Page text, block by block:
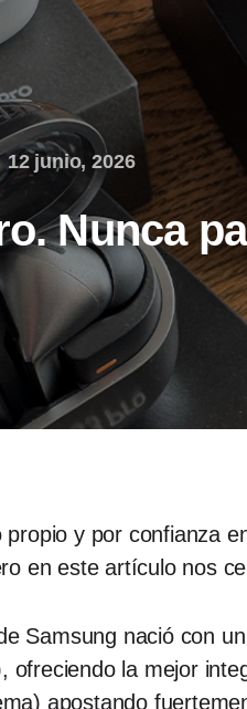
12 junio, 2026
Nunca
y por confianza
en este artículo nos
Samsung nació con
ofreciendo la mejor
apostando